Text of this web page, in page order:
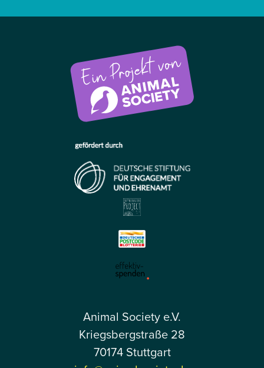
Animal Society e.V.
Kriegsbergstraße 28
70174 Stuttgart